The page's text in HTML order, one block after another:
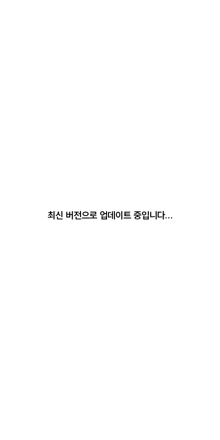
최신 버전으로 업데이트 중입니다…